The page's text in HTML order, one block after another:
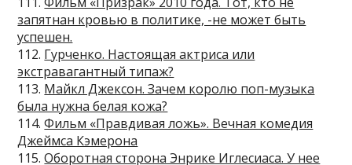
запятнан кровью в политике, -не может быть
успешен.
112. Гурченко. Настоящая актриса или
экстравагантный типаж?
113. Майкл Джексон. Зачем королю поп-музыка
была нужна белая кожа?
114.Фильм «Правдивая ложь». Вечная комедия
Джеймса Кэмерона
115.Оборотная сторона Энрике Иглесиаса. У нее